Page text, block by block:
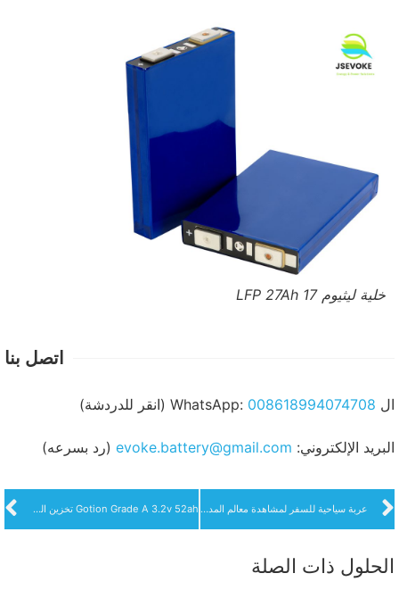
خلية ليثيوم LFP 27Ah 17
اتصل بنا
ال WhatsApp: 008618994074708 (انقر للدردشة)
البريد الإلكتروني: evoke.battery@gmail.com (رد بسرعه)
عربة سياحية للسفر لمشاهدة معالم المدينة بطارية طاقة بطارية Lifepo4 12V 400Ah مع BMS 100Ah Gotion Grade A 3.2v 52ah تخزين الطاقة الطاقة Sola بطارية ليثيوم أيون Lifepo4 للدراجات النارية دراجة كهربائية حل بطارية
الحلول ذات الصلة